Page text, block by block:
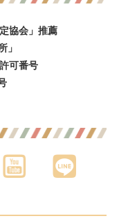
協会」推薦
」
可番号